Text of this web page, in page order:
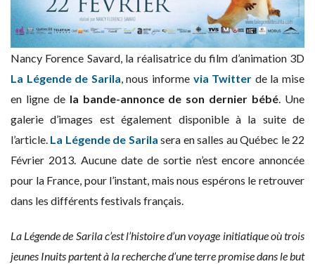
Nancy Forence Savard, la réalisatrice du film d’animation 3D
La Légende de Sarila, nous informe via Twitter de la mise
en ligne de la bande-annonce de son dernier bébé. Une
galerie d’images est également disponible à la suite de
l’article. La Légende de Sarila sera en salles au Québec le 22
Février 2013. Aucune date de sortie n’est encore annoncée
pour la France, pour l’instant, mais nous espérons le retrouver
dans les différents festivals français.
La Légende de Sarila c’est l’histoire d’un voyage initiatique où trois
jeunes Inuits partent à la recherche d’une terre promise dans le but